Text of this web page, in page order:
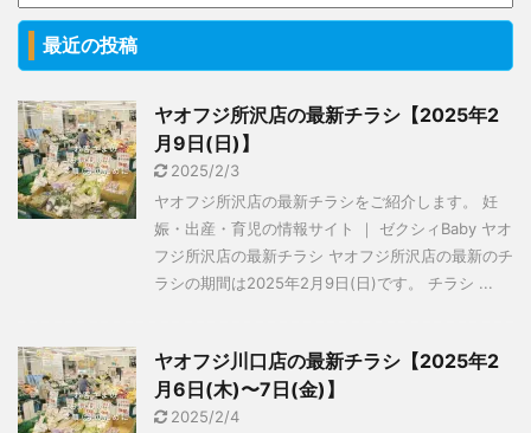
最近の投稿
ヤオフジ所沢店の最新チラシ【2025年2
月9日(日)】
2025/2/3
ヤオフジ所沢店の最新チラシをご紹介します。 妊
娠・出産・育児の情報サイト ｜ ゼクシィBaby ヤオ
フジ所沢店の最新チラシ ヤオフジ所沢店の最新のチ
ラシの期間は2025年2月9日(日)です。 チラシ ...
ヤオフジ川口店の最新チラシ【2025年2
月6日(木)〜7日(金)】
2025/2/4